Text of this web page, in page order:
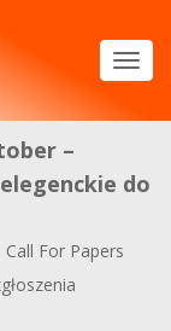
–
do
Call For Papers